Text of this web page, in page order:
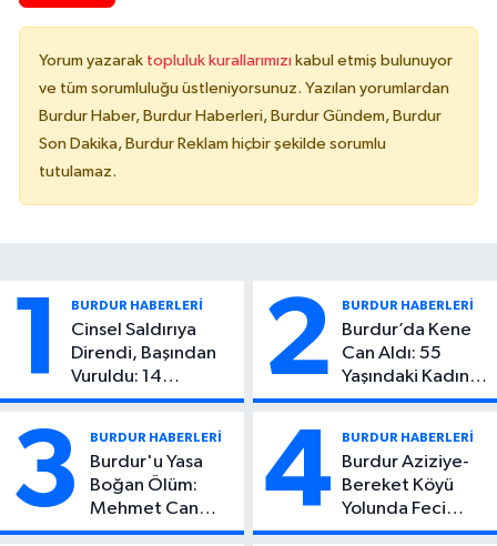
Yorum yazarak topluluk kurallarımızı kabul etmiş bulunuyor
ve tüm sorumluluğu üstleniyorsunuz. Yazılan yorumlardan
Burdur Haber, Burdur Haberleri, Burdur Gündem, Burdur
Son Dakika, Burdur Reklam hiçbir şekilde sorumlu
tutulamaz.
1 BURDUR HABERLERİ
Cinsel Saldırıya
Direndi, Başından
Vuruldu: 14
Yaşındaki Çocuktan
2 BURDUR HABERLERİ
Burdur’da Kene
Can Aldı: 55
Yaşındaki Kadın
Hayatını Kaybetti
3 BURDUR HABERLERİ
Burdur'u Yasa
Boğan Ölüm:
Mehmet Can
Atıcı Genç Yaşta
4 BURDUR HABERLERİ
Burdur Aziziye-
Bereket Köyü
Yolunda Feci
Kaza: 1 Ölü, 2